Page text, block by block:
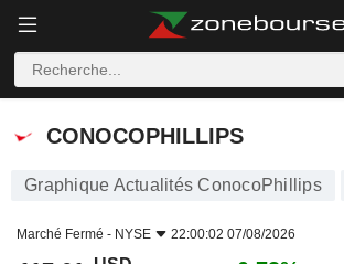
CONOCOPHILLIPS
CONOCOPHILLIPS
Graphique Actualités ConocoPhillips
Marché Fermé - NYSE 22:00:02 07/08/2026